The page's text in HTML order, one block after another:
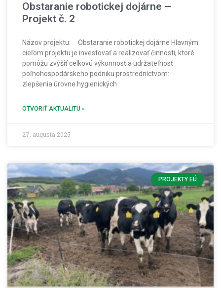
Obstaranie robotickej dojárne –
Projekt č. 2
Názov projektu: Obstaranie robotickej dojárne Hlavným
cieľom projektu je investovať a realizovať činnosti, ktoré
pomôžu zvýšiť celkovú výkonnosť a udržateľnosť
poľnohospodárskeho podniku prostredníctvom:
zlepšenia úrovne hygienických
OTVORIŤ AKTUALITU »
27. augusta 2025
PROJEKTY EÚ